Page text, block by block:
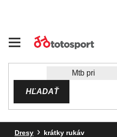
HĽADAŤ
Dresy krátky rukáv